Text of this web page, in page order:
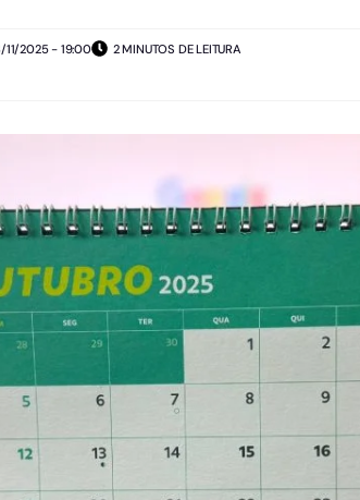
11/2025 - 19:00 2 MINUTOS DE LEITURA